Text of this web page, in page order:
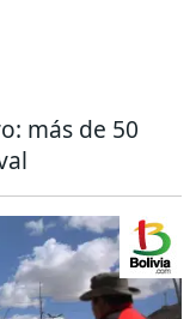
más de 50